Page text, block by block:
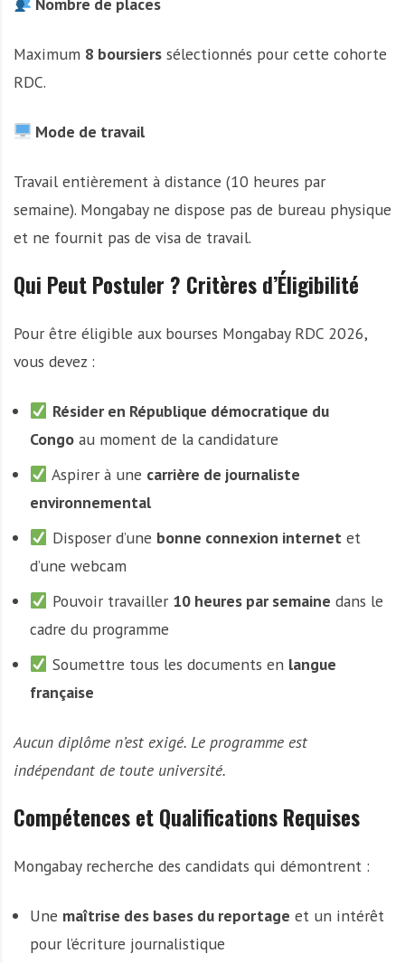
Maximum 8 boursiers sélectionnés pour cette cohorte
RDC.
Mode de travail
Travail entièrement à distance (10 heures par
semaine). Mongabay ne dispose pas de bureau physique
et ne fournit pas de visa de travail.
Qui Peut Postuler ? Critères d’Éligibilité
Pour être éligible aux bourses Mongabay RDC 2026,
vous devez :
Résider en République démocratique du
Congoau moment de la candidature
Aspirer à une carrière de journaliste
environnemental
Disposer d’une bonne connexion internetet
d’une webcam
Pouvoir travailler 10 heures par semaine dans le
cadre du programme
Soumettre tous les documents en langue
française
Aucun diplôme n’est exigé. Le programme est
indépendant de toute université.
Compétences et Qualifications Requises
Mongabay recherche des candidats qui démontrent :
Une maîtrise des bases du reportage et un intérêt
pour l’écriture journalistique